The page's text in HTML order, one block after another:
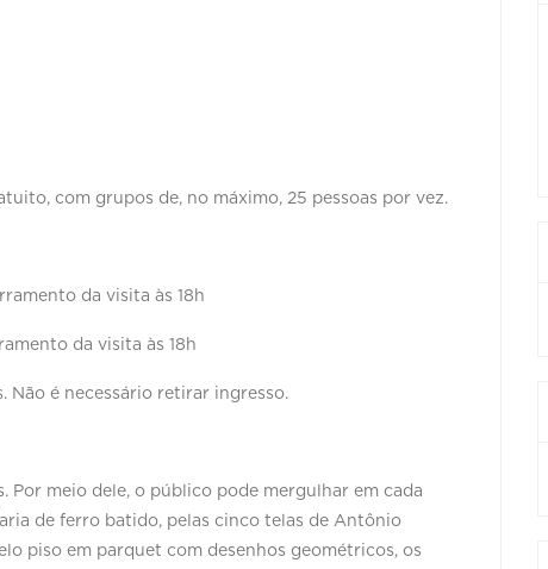
com grupos de, no máximo, 25 pessoas por vez.
da visita às 18h
da visita às 18h
Não é necessário retirar ingresso.
meio dele, o público pode mergulhar em cada
de ferro batido, pelas cinco telas de Antônio
piso em parquet com desenhos geométricos, os